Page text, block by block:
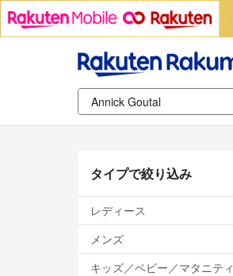
タイプで絞り込み
レディース
メンズ
キッズ／ベビー／マタニティ